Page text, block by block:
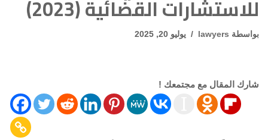
للاستشارات القضائية (2023)
بواسطة lawyers يوليو 20, 2025
شارك المقال مع مجتمعك !